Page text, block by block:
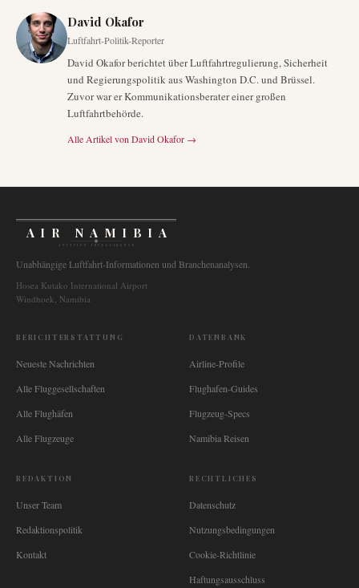
David Okafor
Luftfahrt-Politik-Reporter
David Okafor berichtet über Luftfahrtregulierung, Sicherheit
und Regierungspolitik aus Washington D.C. und Brüssel.
Zuvor war er Kommunikationsberater einer großen
Luftfahrtbehörde.
Alle Artikel von David Okafor →
AIR NAMIBIA
AVIATION INTELLIGENCE
Unabhängige Luftfahrt-Informationen und Branchenanalysen.
Hosea Kutako International Airport
Windhoek, Namibia
BERICHTERSTATTUNG
Neueste Nachrichten
Alle Fluggesellschaften
Alle Flughäfen
Alle Flugzeuge
DATENBANK
Airline-Profile
Flughafen-Guides
Flugzeug-Specs
Namibia Reisen
REDAKTION
Unser Team
Redaktionspolitik
Kontakt
RECHTLICHES
Datenschutz
Nutzungsbedingungen
Cookie-Richtlinie
Haftungsausschluss